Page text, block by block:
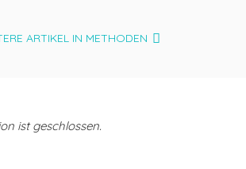
ARTIKEL IN METHODEN
ist geschlossen.